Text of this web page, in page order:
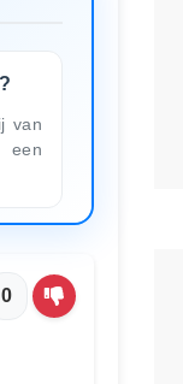
van
een
0